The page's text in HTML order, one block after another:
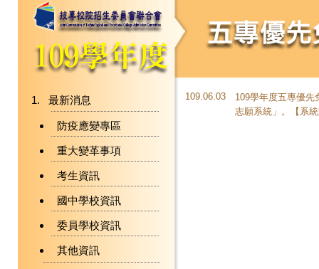
最新消息
防疫應變專區
重大變革事項
考生資訊
國中學校資訊
委員學校資訊
其他資訊
109.06.03
109學年度五專優先
志願系統 」。【系